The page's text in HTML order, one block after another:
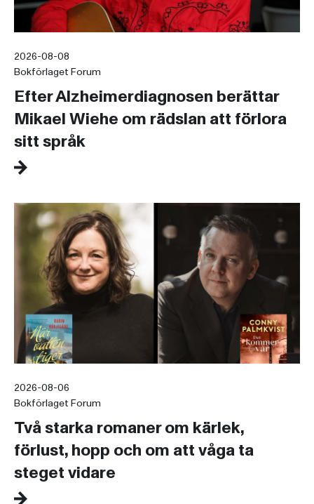
2026-08-08
Bokförlaget Forum
Efter Alzheimerdiagnosen berättar
Mikael Wiehe om rädslan att förlora
sitt språk
2026-08-06
Bokförlaget Forum
Två starka romaner om kärlek,
förlust, hopp och om att våga ta
steget vidare